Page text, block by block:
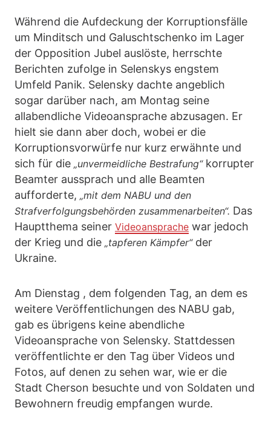
Während die Aufdeckung der Korruptionsfälle
um Minditsch und Galuschtschenko im Lager
der Opposition Jubel auslöste, herrschte
Berichten zufolge in Selenskys engstem
Umfeld Panik. Selensky dachte angeblich
sogar darüber nach, am Montag seine
allabendliche Videoansprache abzusagen. Er
hielt sie dann aber doch, wobei er die
Korruptionsvorwürfe nur kurz erwähnte und
sich für die „unvermeidliche Bestrafung“ korrupter
Beamter aussprach und alle Beamten
aufforderte, „mit dem NABU und den
Strafverfolgungsbehörden zusammenarbeiten“. Das
Hauptthema seiner Videoansprache war jedoch
der Krieg und die „tapferen Kämpfer“ der
Ukraine.
Am Dienstag , dem folgenden Tag, an dem es
weitere Veröffentlichungen des NABU gab,
gab es übrigens keine abendliche
Videoansprache von Selensky. Stattdessen
veröffentlichte er den Tag über Videos und
Fotos, auf denen zu sehen war, wie er die
Stadt Cherson besuchte und von Soldaten und
Bewohnern freudig empfangen wurde.